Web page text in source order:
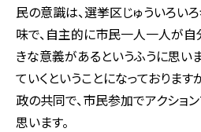
民の意識は、選挙区じゅういろい
味で、自主的に市民一人一人が自
きな意義があるというふうに思い
ていくということになっておりま
政の共同で、市民参加でアクショ
思います。